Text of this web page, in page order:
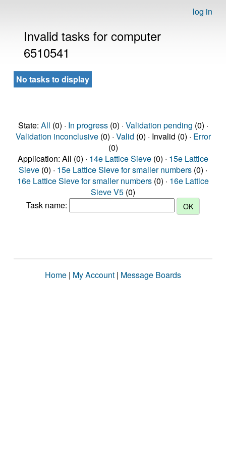
log in
Invalid tasks for computer
6510541
No tasks to display
State: All (0) · In progress(0) · Validation pending (0) ·
Validation inconclusive(0) · Valid (0) · Invalid (0) · Error
(0)
Application: All (0) · 14e Lattice Sieve (0) · 15e Lattice
Sieve (0) · 15e Lattice Sieve for smaller numbers (0) ·
16e Lattice Sieve for smaller numbers (0) · 16e Lattice
Sieve V5 (0)
Task name:
Home | My Account | Message Boards